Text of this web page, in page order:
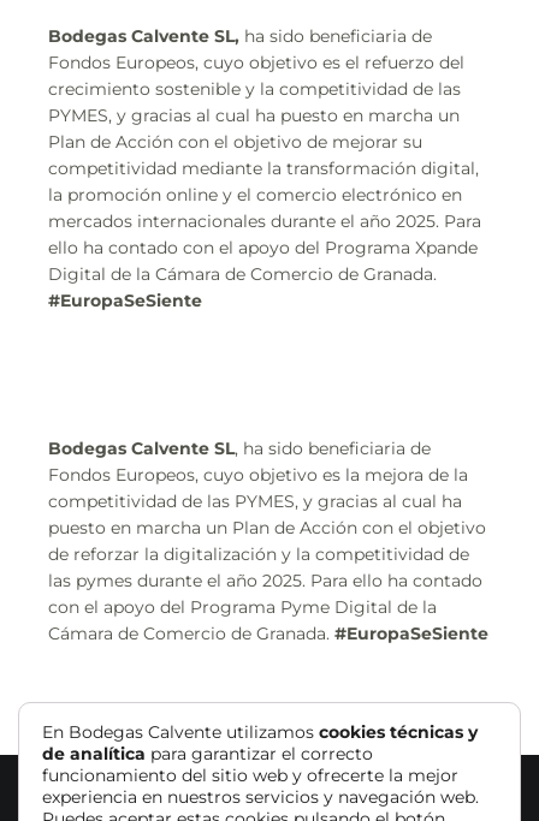
Bodegas Calvente SL,ha sido beneficiaria de
Fondos Europeos, cuyo objetivo es el refuerzo del
crecimiento sostenible y la competitividad de las
PYMES, y gracias al cual ha puesto en marcha un
Plan de Acción con el objetivo de mejorar su
competitividad mediante la transformación digital,
la promoción online y el comercio electrónico en
mercados internacionales durante el año 2025. Para
ello ha contado con el apoyo del Programa Xpande
Digital de la Cámara de Comercio de Granada.
#EuropaSeSiente
Bodegas Calvente SL, ha sido beneficiaria de
Fondos Europeos, cuyo objetivo es la mejora de la
competitividad de las PYMES, y gracias al cual ha
puesto en marcha un Plan de Acción con el objetivo
de reforzar la digitalización y la competitividad de
las pymes durante el año 2025. Para ello ha contado
con el apoyo del Programa Pyme Digital de la
Cámara de Comercio de Granada. #EuropaSeSiente
En Bodegas Calvente utilizamos cookies técnicas y
de analítica para garantizar el correcto
funcionamiento del sitio web y ofrecerte la mejor
experiencia en nuestros servicios y navegación web.